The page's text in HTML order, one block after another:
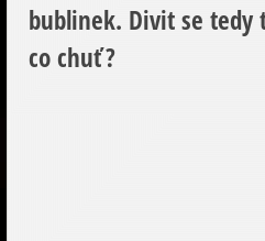
bublinek. Divit se tedy
co chuť?